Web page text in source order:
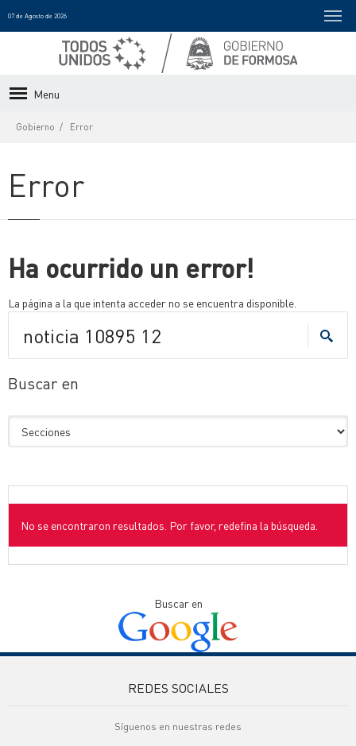
07 de Agosto de 2026
Menu
Gobierno Error
Error
Ha ocurrido un error!
La página a la que intenta acceder no se encuentra disponible.
Buscar en
No se encontraron resultados. Por favor, redefina la búsqueda.
Buscar en
REDES SOCIALES
Síguenos en nuestras redes